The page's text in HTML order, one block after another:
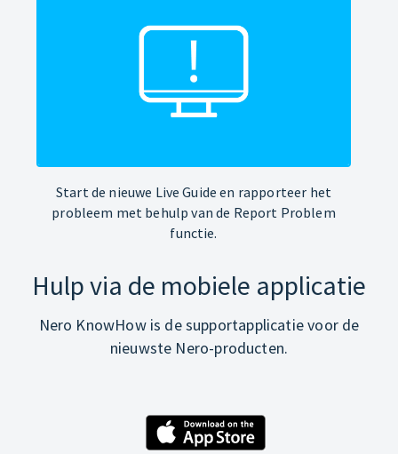
Start de nieuwe Live Guide en rapporteer het
probleem met behulp van de Report Problem
functie.
Hulp via de mobiele applicatie
Nero KnowHow is de supportapplicatie voor de
nieuwste Nero-producten.